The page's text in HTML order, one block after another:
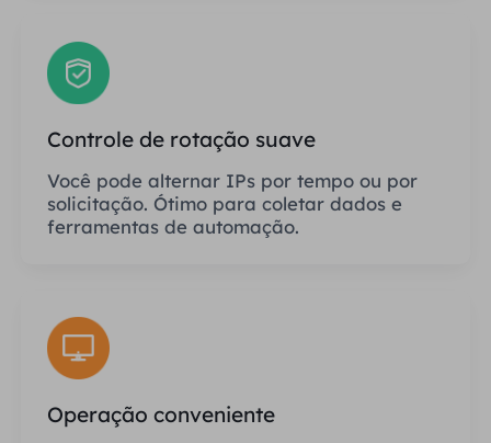
Controle de rotação suave
Você pode alternar IPs por tempo ou por
solicitação. Ótimo para coletar dados e
ferramentas de automação.
Operação conveniente